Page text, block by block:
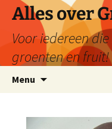
naarAlles over
Voor iedereen
groenten en fruit!
Menu